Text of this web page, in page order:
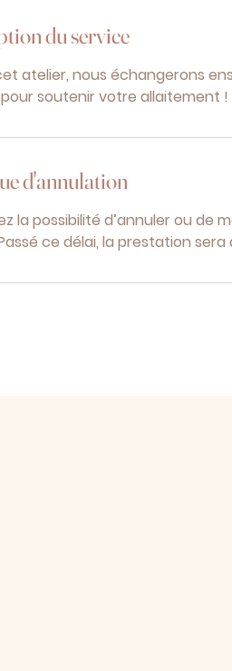
du service
atelier, nous échangerons
soutenir votre allaitement !
d'annulation
la possibilité d’annuler ou de
ce délai, la prestation